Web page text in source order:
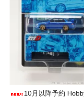
10月以降予約